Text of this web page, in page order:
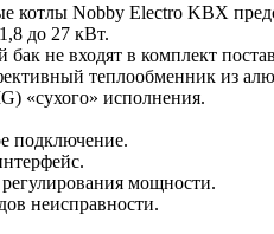
котлы Nobby Electro KBX
до 27 кВт.
не входят в комплект
теплообменник из
«сухого» исполнения.
подключение.
мощности.
неисправности.